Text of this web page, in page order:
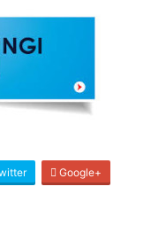
Google+